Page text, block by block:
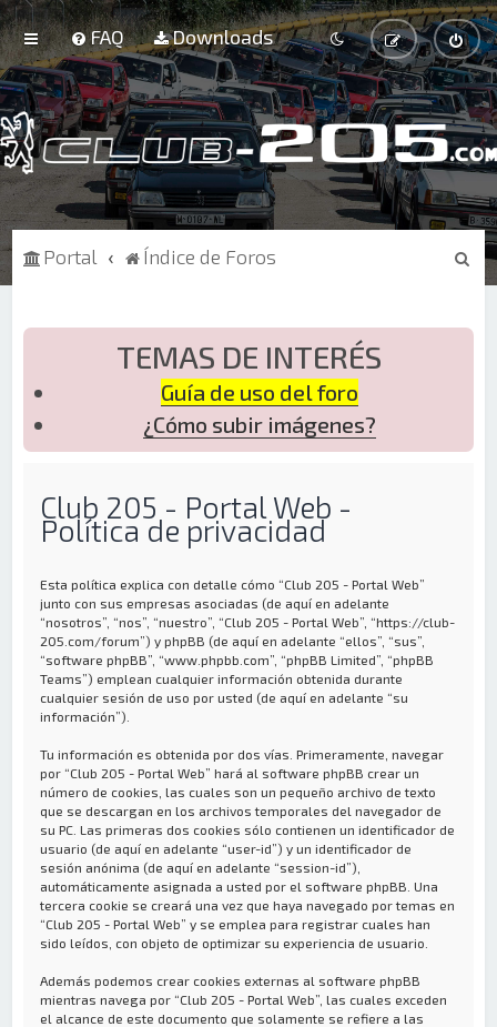
FAQ Downloads
Portal Índice de Foros
B
TEMAS DE INTERÉS
Guía de uso del foro
¿Cómo subir imágenes?
Club 205 - Portal Web -
Política de privacidad
Esta política explica con detalle cómo “Club 205 - Portal Web”
junto con sus empresas asociadas (de aquí en adelante
“nosotros”, “nos”, “nuestro”, “Club 205 - Portal Web”, “https://club-
205.com/forum”) y phpBB (de aquí en adelante “ellos”, “sus”,
“software phpBB”, “www.phpbb.com”, “phpBB Limited”, “phpBB
Teams”) emplean cualquier información obtenida durante
cualquier sesión de uso por usted (de aquí en adelante “su
información”).
Tu información es obtenida por dos vías. Primeramente, navegar
por “Club 205 - Portal Web” hará al software phpBB crear un
número de cookies, las cuales son un pequeño archivo de texto
que se descargan en los archivos temporales del navegador de
su PC. Las primeras dos cookies sólo contienen un identificador de
usuario (de aquí en adelante “user-id”) y un identificador de
sesión anónima (de aquí en adelante “session-id”),
automáticamente asignada a usted por el software phpBB. Una
tercera cookie se creará una vez que haya navegado por temas en
“Club 205 - Portal Web” y se emplea para registrar cuales han
sido leídos, con objeto de optimizar su experiencia de usuario.
Además podemos crear cookies externas al software phpBB
mientras navega por “Club 205 - Portal Web”, las cuales exceden
el alcance de este documento que solamente se refiere a las